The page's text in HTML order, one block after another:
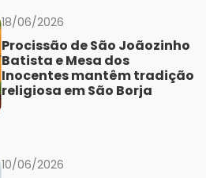
18/06/2026
Procissão de São Joãozinho
Batista e Mesa dos
Inocentes mantêm tradição
religiosa em São Borja
10/06/2026